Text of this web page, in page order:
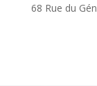
68 Rue du